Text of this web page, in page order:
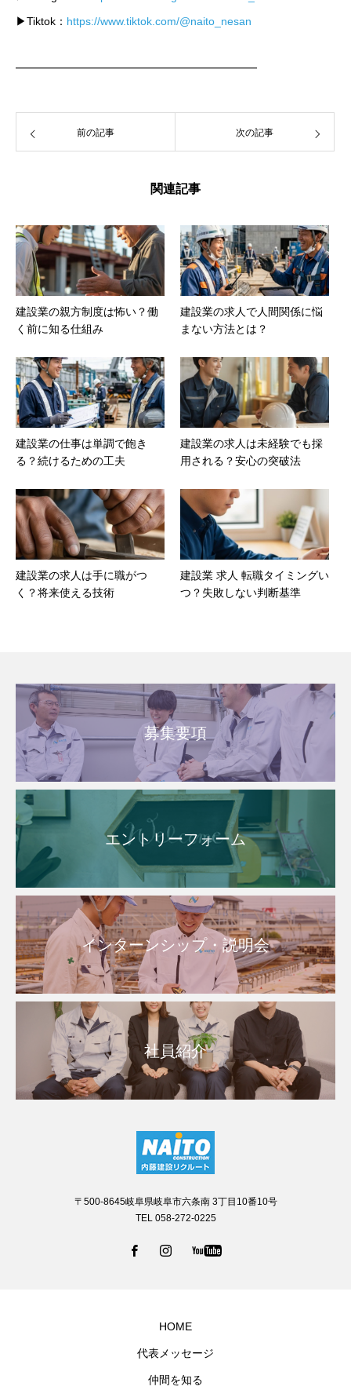
▶Tiktok： https://www.tiktok.com/@naito_nesan
━━━━━━━━━━━━━━━━━━━━━━
前の記事 次の記事
関連記事
建設業の親方制度は怖い？働
く前に知る仕組み
建設業の求人で人間関係に悩
まない方法とは？
建設業の仕事は単調で飽き
る？続けるための工夫
建設業の求人は未経験でも採
用される？安心の突破法
建設業の求人は手に職がつ
く？将来使える技術
建設業 求人 転職タイミングい
つ？失敗しない判断基準
募集要項
エントリーフォーム
インターンシップ・説明会
社員紹介
〒500-8645岐阜県岐阜市六条南 3丁目10番10号
TEL 058-272-0225
HOME
代表メッセージ
仲間を知る